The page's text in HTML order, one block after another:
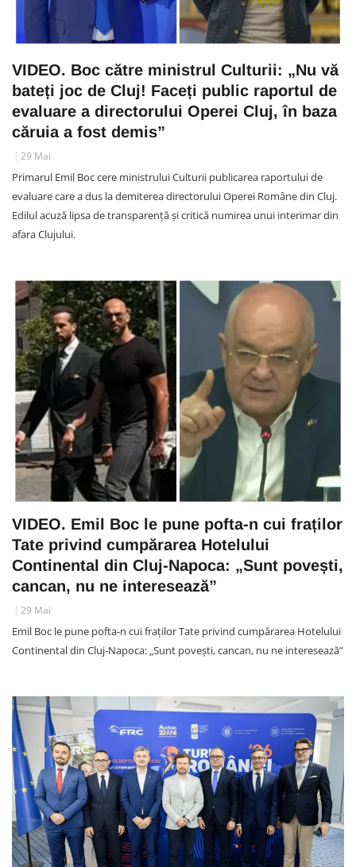
VIDEO. Boc către ministrul Culturii: „Nu vă
bateți joc de Cluj! Faceți public raportul de
evaluare a directorului Operei Cluj, în baza
căruia a fost demis”
29 Mai
Primarul Emil Boc cere ministrului Culturii publicarea raportului de
evaluare care a dus la demiterea directorului Operei Române din Cluj.
Edilul acuză lipsa de transparență și critică numirea unui interimar din
afara Clujului.
VIDEO. Emil Boc le pune pofta-n cui fraților
Tate privind cumpărarea Hotelului
Continental din Cluj-Napoca: „Sunt povești,
cancan, nu ne interesează”
29 Mai
Emil Boc le pune pofta-n cui fraților Tate privind cumpărarea Hotelului
Continental din Cluj-Napoca: „Sunt povești, cancan, nu ne interesează”